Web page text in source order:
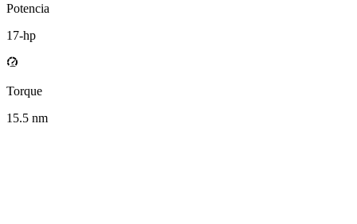
Potencia
17-hp
Torque
15.5 nm